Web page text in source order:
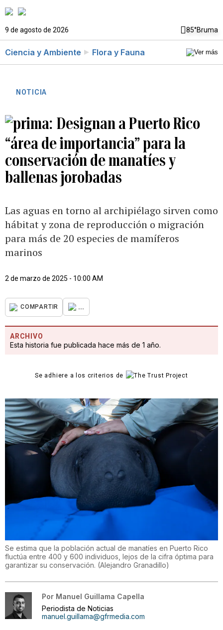
9 de agosto de 2026 85°Bruma
Ciencia y Ambiente Flora y Fauna
NOTICIA
Designan a Puerto Rico
“área de importancia” para la
conservación de manatíes y
ballenas jorobadas
Las aguas en torno al archipiélago sirven como
hábitat y zona de reproducción o migración
para más de 20 especies de mamíferos
marinos
2 de marzo de 2025 - 10:00 AM
COMPARTIR ...
ARCHIVO
Esta historia fue publicada hace más de 1 año.
Se adhiere a los criterios de
Se estima que la población actual de manatíes en Puerto Rico
fluctúa entre 400 y 600 individuos, lejos de la cifra óptima para
garantizar su conservación. (Alejandro Granadillo)
Por Manuel Guillama Capella
Periodista de Noticias
manuel.guillama@gfrmedia.com